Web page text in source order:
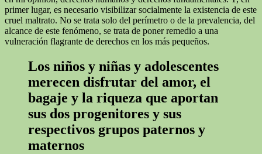
primer lugar, es necesario visibilizar socialmente la existencia de este
cruel maltrato. No se trata solo del perímetro o de la prevalencia, del
alcance de este fenómeno, se trata de poner remedio a una
vulneración flagrante de derechos en los más pequeños.
Los niños y niñas y adolescentes
merecen disfrutar del amor, el
bagaje y la riqueza que aportan
sus dos progenitores y sus
respectivos grupos paternos y
maternos